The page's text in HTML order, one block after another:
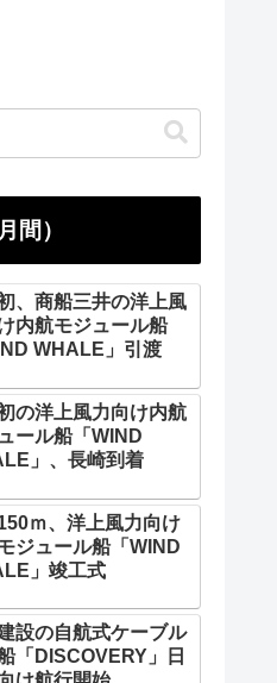
間）
、商船三井の洋上風
内航モジュール船
WHALE」引渡
の洋上風力向け内航
ール船「WIND
」、長崎到着
ｍ、洋上風力向け
ジュール船「WIND
」竣工式
設の自航式ケーブル
「DISCOVERY」日